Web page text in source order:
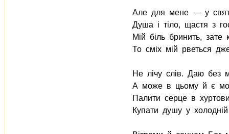
Але для мене — у
Душа і тіло, щастя з
Мій біль бринить, зате
То сміх мій рветься
Не лічу слів. Даю без
А може в цьому й є моя
Палити серце в
Купати душу у холодній